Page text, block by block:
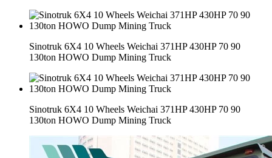
Sinotruk 6X4 10 Wheels Weichai 371HP 430HP 70 90
130ton HOWO Dump Mining Truck
Sinotruk 6X4 10 Wheels Weichai 371HP 430HP 70 90
130ton HOWO Dump Mining Truck